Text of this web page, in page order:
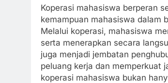
Koperasi mahasiswa berperan
kemampuan mahasiswa dalam
Melalui koperasi, mahasiswa
serta menerapkan secara
juga menjadi jembatan
peluang kerja dan memperkuat
koperasi mahasiswa bukan